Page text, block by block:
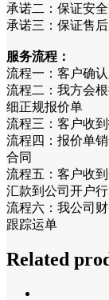
承诺二：保证安
承诺三：保证售
服务流程：
流程一：客户确
流程二：我方会
细正规报价单
流程三：客户收
流程四：报价单
合同
流程五：客户收
汇款到公司开户行
流程六：我公司
跟踪运单
Related